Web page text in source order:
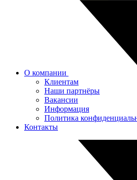
О компании
Клиентам
Наши партнёры
Вакансии
Информация
Политика
Контакты